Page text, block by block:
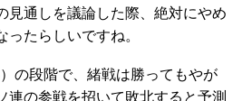
見通しを議論した際、絶対にやめ
ったらしいですね。
の段階で、緒戦は勝ってもやが
連の参戦を招いて敗北すると予測